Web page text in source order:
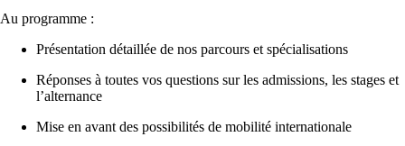
Au programme :
Présentation détaillée de nos parcours et spécialisations
Réponses à toutes vos questions sur les admissions, les stages et
l’alternance
Mise en avant des possibilités de mobilité internationale